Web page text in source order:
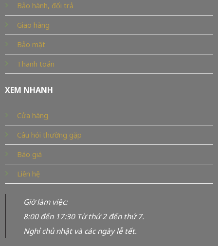
Bảo hành, đổi trả
Giao hàng
Bảo mật
Thanh toán
XEM NHANH
Cửa hàng
Câu hỏi thường gặp
Báo giá
Liên hệ
Giờ làm việc:
8:00 đến 17:30 Từ thứ 2 đến thứ 7.
Nghỉ chủ nhật và các ngày lễ tết.